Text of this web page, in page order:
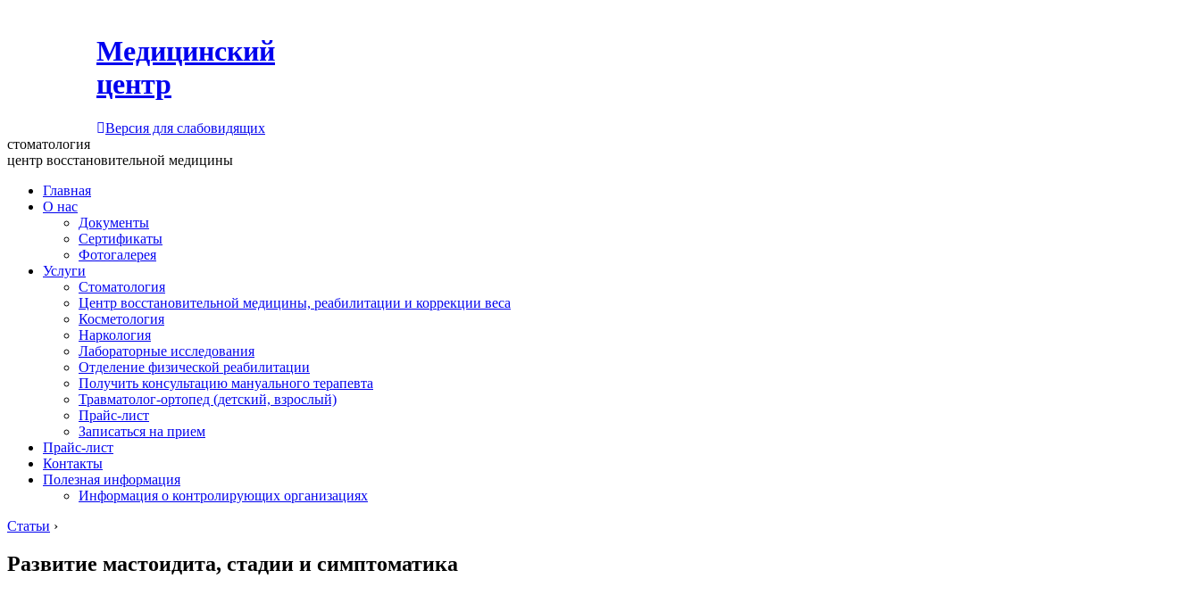
Медицинский
центр
Версия для слабовидящих
стоматология
центр восстановительной медицины
Главная
О нас
Документы
Сертификаты
Фотогалерея
Услуги
Стоматология
Центр восстановительной медицины, реабилитации и коррекции веса
Косметология
Наркология
Лабораторные исследования
Отделение физической реабилитации
Получить консультацию мануального терапевта
Травматолог-ортопед (детский, взрослый)
Прайс-лист
Записаться на прием
Прайс-лист
Контакты
Полезная информация
Информация о контролирующих организациях
Статьи ›
Развитие мастоидита, стадии и симптоматика